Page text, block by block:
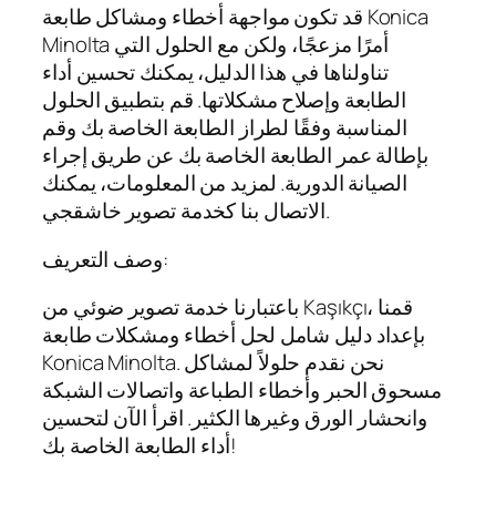
قد تكون مواجهة أخطاء ومشاكل طابعة Konica
Minolta أمرًا مزعجًا، ولكن مع الحلول التي
تناولناها في هذا الدليل، يمكنك تحسين أداء
الطابعة وإصلاح مشكلاتها. قم بتطبيق الحلول
المناسبة وفقًا لطراز الطابعة الخاصة بك وقم
بإطالة عمر الطابعة الخاصة بك عن طريق إجراء
الصيانة الدورية. لمزيد من المعلومات، يمكنك
الاتصال بنا كخدمة تصوير خاشقجي.
وصف التعريف:
باعتبارنا خدمة تصوير ضوئي من Kaşıkçı، قمنا
بإعداد دليل شامل لحل أخطاء ومشكلات طابعة
Konica Minolta. نحن نقدم حلولاً لمشاكل
مسحوق الحبر وأخطاء الطباعة واتصالات الشبكة
وانحشار الورق وغيرها الكثير. اقرأ الآن لتحسين
أداء الطابعة الخاصة بك!